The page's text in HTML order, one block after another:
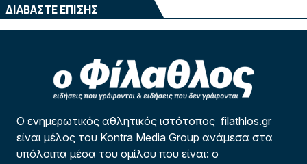
ΔΙΑΒΑΣΤΕ ΕΠΙΣΗΣ
Ο ενημερωτικός αθλητικός ιστότοπος filathlos.gr
είναι μέλος του Kontra Media Group ανάμεσα στα
υπόλοιπα μέσα του ομίλου που είναι: ο